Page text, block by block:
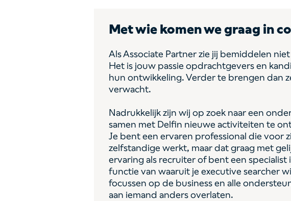
Met wie komen we graag in
Als Associate Partner zie jij bemiddelen niet
Het is jouw passie opdrachtgevers en
hun ontwikkeling. Verder te brengen dan
verwacht.
Nadrukkelijk zijn wij op zoek naar een
samen met Delfin nieuwe activiteiten te
Je bent een ervaren professional die voor
zelfstandige werkt, maar dat graag met
ervaring als recruiter of bent een
functie van waaruit je executive searcher
focussen op de business en alle
aan iemand anders overlaten.